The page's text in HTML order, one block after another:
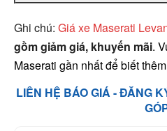
Ghi chú: Giá xe Maserati
gồm giảm giá, khuyến mãi.
Maserati gần nhất để biết
LIÊN HỆ BÁO GIÁ - ĐĂNG